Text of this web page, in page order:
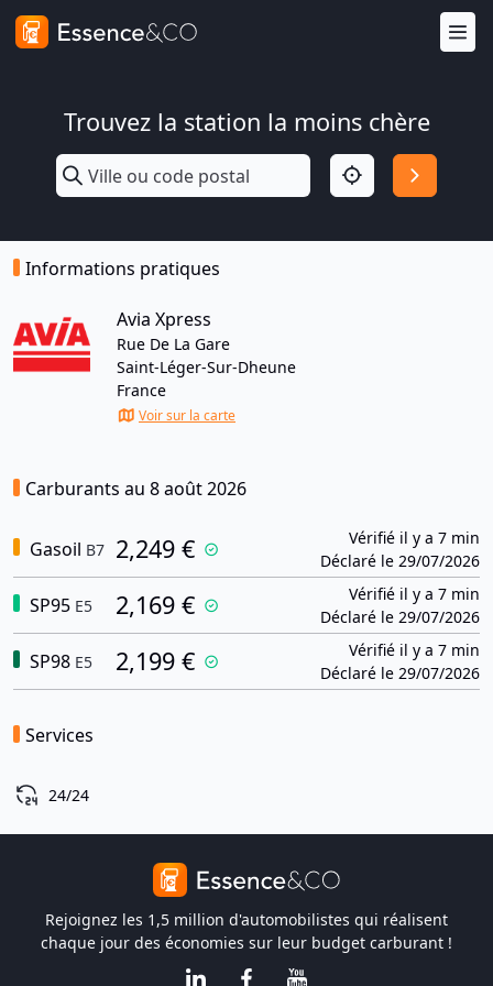
Trouvez la station la moins chère
Informations pratiques
Avia Xpress
Rue De La Gare
Saint-Léger-Sur-Dheune
France
Voir sur la carte
Carburants au 8 août 2026
Gasoil B7 2,249 €
Vérifié il y a 7 min
Déclaré le 29/07/2026
SP95 E5 2,169 €
Vérifié il y a 7 min
Déclaré le 29/07/2026
SP98 E5 2,199 €
Vérifié il y a 7 min
Déclaré le 29/07/2026
Services
24/24
Rejoignez les 1,5 million d'automobilistes qui réalisent
chaque jour des économies sur leur budget carburant !